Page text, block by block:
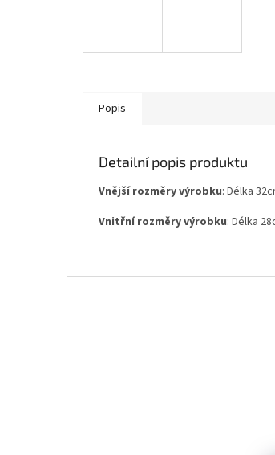
Popis
Detailní popis produktu
Vnější rozměry výrobku: Délka
Vnitřní rozměry výrobku: Délka